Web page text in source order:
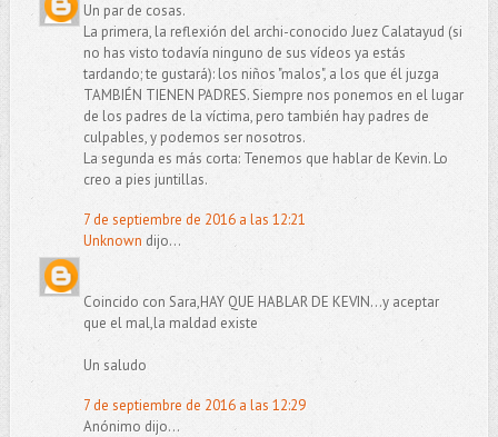
Un par de cosas.
La primera, la reflexión del archi-conocido Juez Calatayud (si
no has visto todavía ninguno de sus vídeos ya estás
tardando; te gustará): los niños "malos", a los que él juzga
TAMBIÉN TIENEN PADRES. Siempre nos ponemos en el lugar
de los padres de la víctima, pero también hay padres de
culpables, y podemos ser nosotros.
La segunda es más corta: Tenemos que hablar de Kevin. Lo
creo a pies juntillas.
7 de septiembre de 2016 a las 12:21
Unknown dijo...
Coincido con Sara,HAY QUE HABLAR DE KEVIN...y aceptar
que el mal,la maldad existe
Un saludo
7 de septiembre de 2016 a las 12:29
Anónimo dijo...